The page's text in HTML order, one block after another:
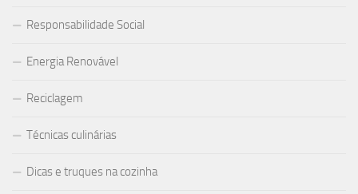
Responsabilidade Social
Energia Renovável
Reciclagem
Técnicas culinárias
Dicas e truques na cozinha